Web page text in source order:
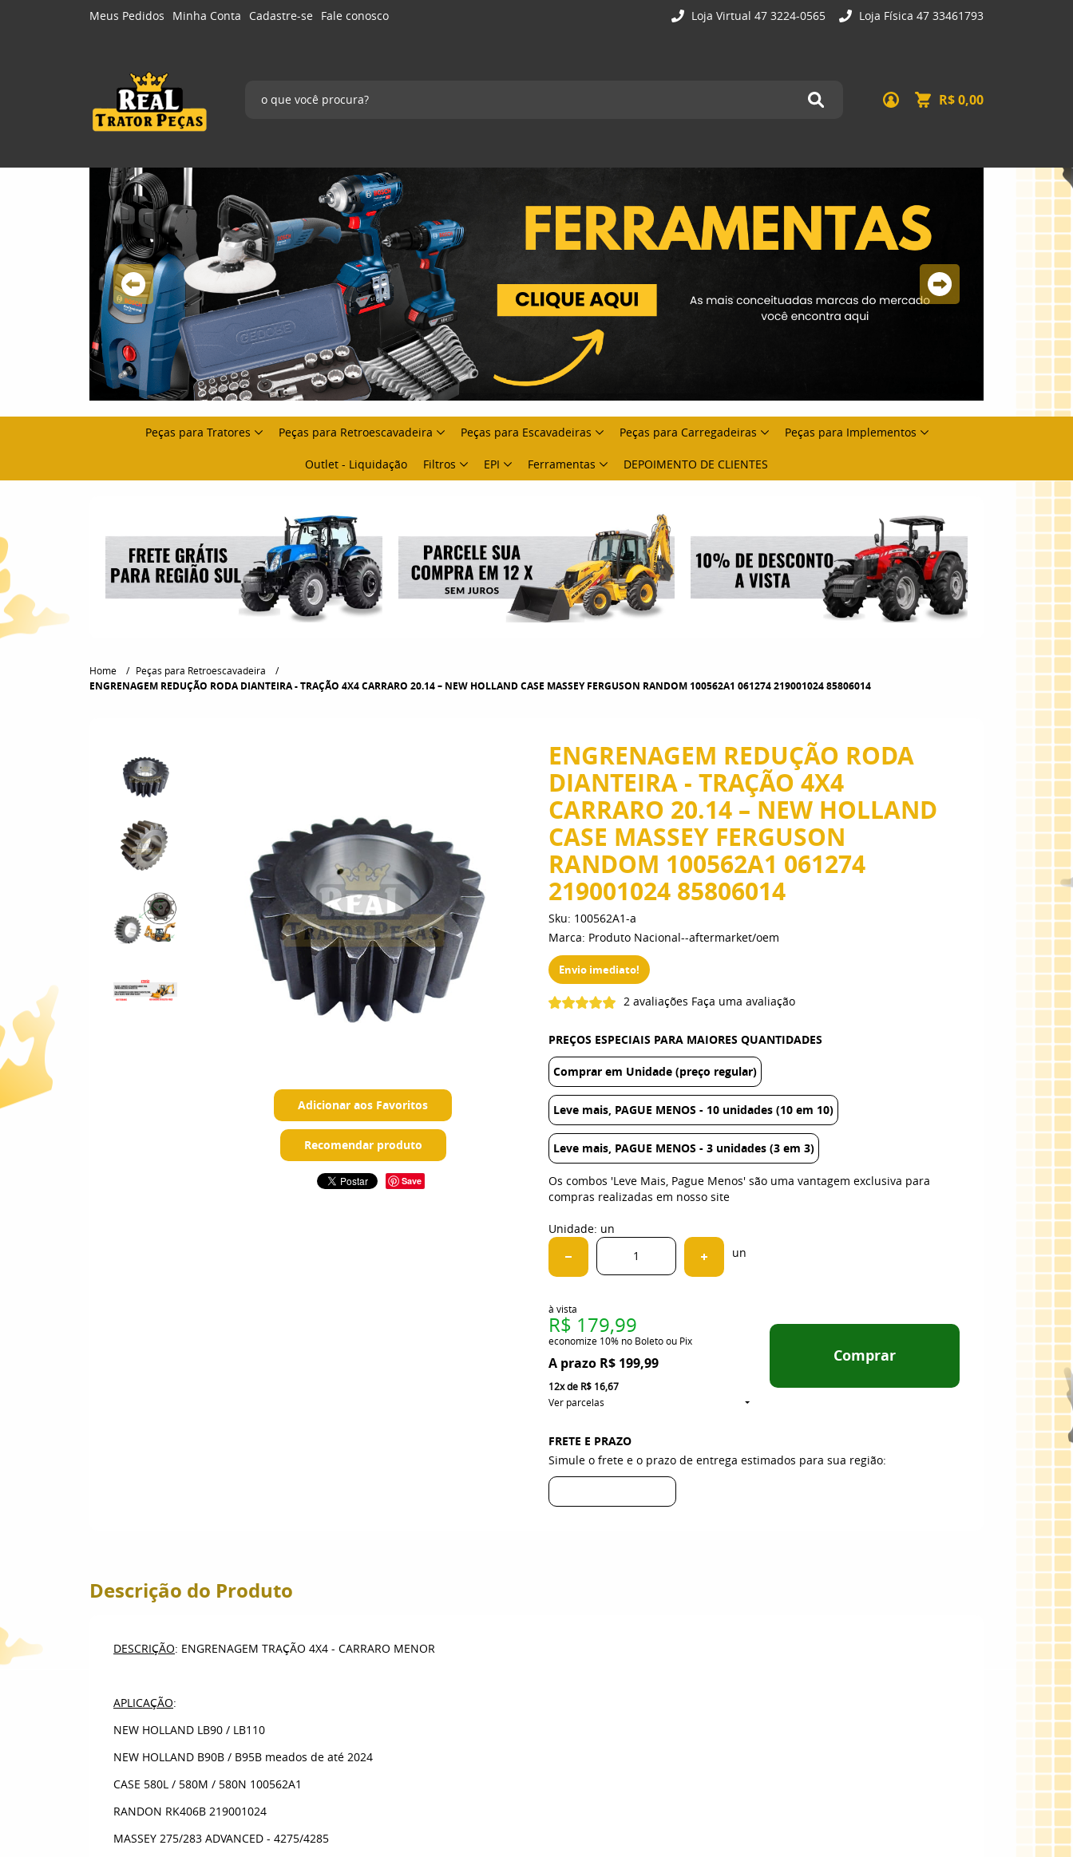
Meus Pedidos Minha Conta Cadastre-se Fale conosco Loja Virtual 47 3224-0565 Loja Física 47 33461793
R$ 0,00
Peças para Tratores Peças para Retroescavadeira Peças para Escavadeiras Peças para Carregadeiras Peças para Implementos
Outlet - Liquidação Filtros EPI Ferramentas DEPOIMENTO DE CLIENTES
Home Peças para Retroescavadeira
ENGRENAGEM REDUÇÃO RODA DIANTEIRA - TRAÇÃO 4X4 CARRARO 20.14 – NEW HOLLAND CASE MASSEY FERGUSON RANDOM 100562A1 061274 219001024 85806014
Adicionar aos Favoritos
Recomendar produto
Save
ENGRENAGEM REDUÇÃO RODA
DIANTEIRA - TRAÇÃO 4X4
CARRARO 20.14 – NEW HOLLAND
CASE MASSEY FERGUSON
RANDOM 100562A1 061274
219001024 85806014
Sku: 100562A1-a
Marca: Produto Nacional--aftermarket/oem
Envio imediato!
2 avaliações Faça uma avaliação
PREÇOS ESPECIAIS PARA MAIORES QUANTIDADES
Comprar em Unidade (preço regular)
Leve mais, PAGUE MENOS - 10 unidades (10 em 10)
Leve mais, PAGUE MENOS - 3 unidades (3 em 3)
Os combos 'Leve Mais, Pague Menos' são uma vantagem exclusiva para
compras realizadas em nosso site
Unidade: un
un
R$ 199,99
à vista
R$ 179,99
economize 10% no Boleto ou Pix
12xde R$ 16,67
Ver parcelas
Comprar
FRETE E PRAZO
Simule o frete e o prazo de entrega estimados para sua região:
Descrição do Produto
DESCRIÇÃO: ENGRENAGEM TRAÇÃO 4X4 - CARRARO MENOR
APLICAÇÃO:
NEW HOLLAND LB90 / LB110
NEW HOLLAND B90B / B95B meados de até 2024
CASE 580L / 580M / 580N 100562A1
RANDON RK406B 219001024
MASSEY 275/283 ADVANCED - 4275/4285